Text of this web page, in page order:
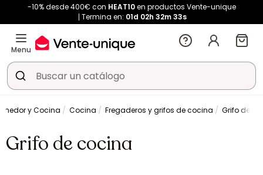
-10% desde 400€ con HEAT10en productos Vente-unique
Termina en: 01d 02h 32m 32s
Menu
y Cocina Cocina Fregaderos y grifos de cocina Grifo de
Grifo de cocina